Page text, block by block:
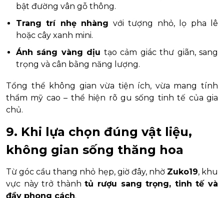
bật đường vân gỗ thông.
Trang trí nhẹ nhàng với tượng nhỏ, lọ pha lê
hoặc cây xanh mini.
Ánh sáng vàng dịu tạo cảm giác thư giãn, sang
trọng và cân bằng năng lượng.
Tổng thể không gian vừa tiện ích, vừa mang tính
thẩm mỹ cao – thể hiện rõ gu sống tinh tế của gia
chủ.
9. Khi lựa chọn đúng vật liệu,
không gian sống thăng hoa
Từ góc cầu thang nhỏ hẹp, giờ đây, nhờ Zuko19, khu
vực này trở thànhtủ rượu sang trọng, tinh tế và
đầy phong cách.